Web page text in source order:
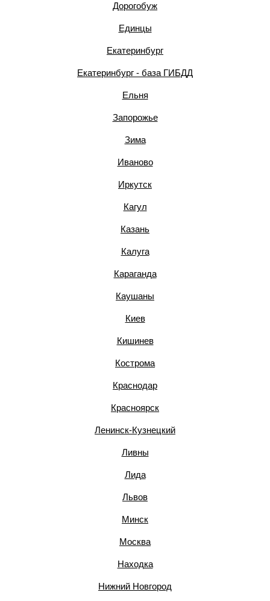
Дорогобуж
Единцы
Екатеринбург
Екатеринбург - база ГИБДД
Ельня
Запорожье
Зима
Иваново
Иркутск
Кагул
Казань
Калуга
Караганда
Каушаны
Киев
Кишинев
Кострома
Краснодар
Красноярск
Ленинск-Кузнецкий
Ливны
Лида
Львов
Минск
Москва
Находка
Нижний Новгород